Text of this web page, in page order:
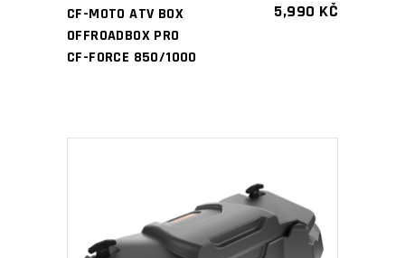
CF-MOTO ATV BOX
OFFROADBOX PRO
CF-FORCE 850/1000
5,990 KČ